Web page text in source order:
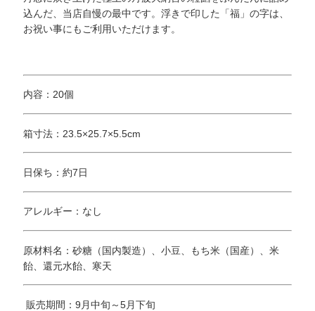
込んだ、当店自慢の最中です。浮きで印した「福」の字は、
お祝い事にもご利用いただけます。
内容：20個
箱寸法：23.5×25.7×5.5cm
日保ち：約7日
アレルギー：なし
原材料名：砂糖（国内製造）、小豆、もち米（国産）、米
飴、還元水飴、寒天
販売期間：9月中旬～5月下旬